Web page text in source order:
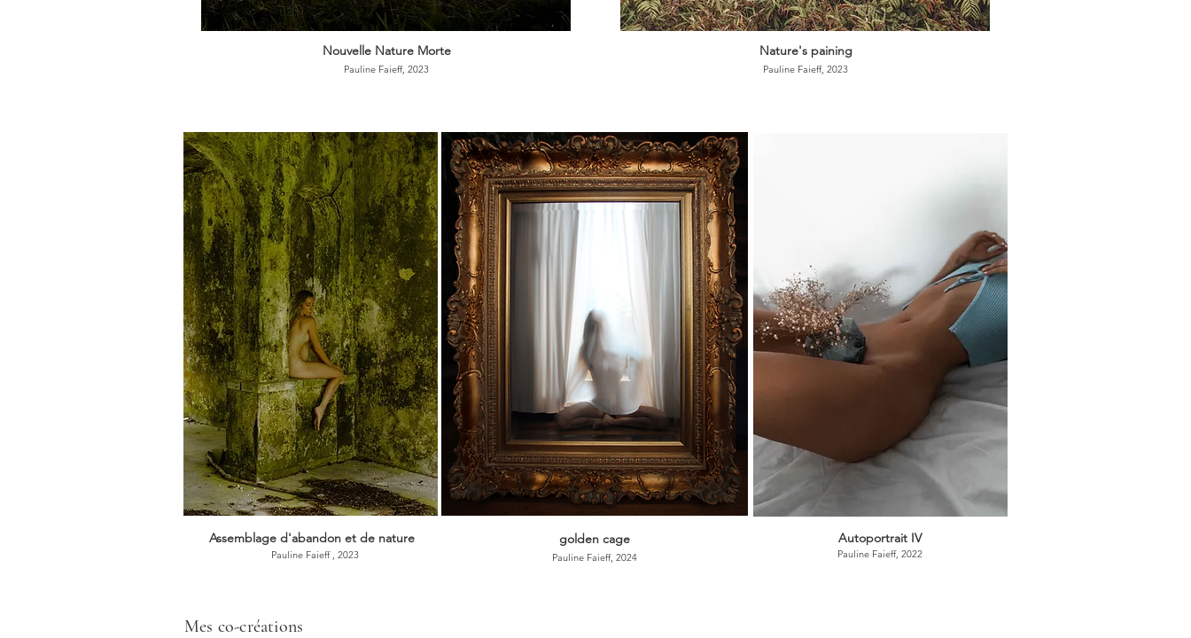
Nouvelle Nature Morte
Pauline Faieff, 2023
Nature's paining
Pauline Faieff, 2023
Assemblage d'abandon et de nature
Pauline Faieff , 2023
golden cage
Pauline Faieff, 2024
Autoportrait IV
Pauline Faieff, 2022
Mes co-créations